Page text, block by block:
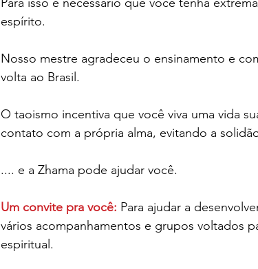
espírito.
Nosso mestre agradeceu o ensinamento e
volta ao Brasil.
O taoismo incentiva que você viva uma vida
contato com a própria alma, evitando a
.... e a Zhama pode ajudar você.
Um convite pra você: Para ajudar a
vários acompanhamentos e grupos voltados
espiritual.